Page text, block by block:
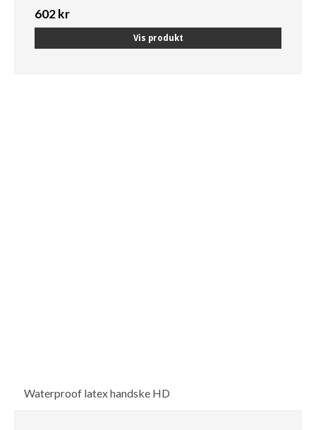
602 kr
Vis produkt
Waterproof latex handske HD